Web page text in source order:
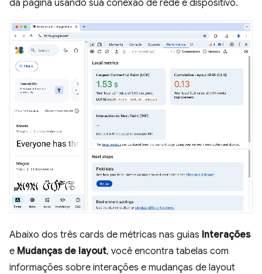
da página usando sua conexão de rede e dispositivo.
Abaixo dos três cards de métricas nas guias Interações
e Mudanças de layout, você encontra tabelas com
informações sobre interações e mudanças de layout